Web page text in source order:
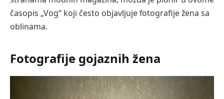
časopis „Vog“ koji često objavljuje fotografije žena sa
oblinama.
Fotografije gojaznih žena